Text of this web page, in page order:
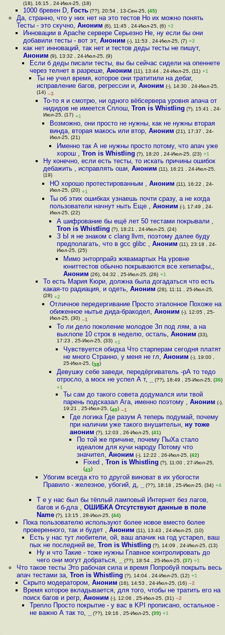
(18), 16:15 , 24-Июл-25, (18)
1000 бревен D, Гость(??), 20:54 , 13-Сен-25, (45)
Да, странно, что у них нет на это тестов Но их можно понять
Тесты - это скучно, Аноним (6), 11:45 , 24-Июл-25, (6) +2
Инновации в Apache сервере Серьезно Не, ну если бы они
добавили тесты - вот эт, Аноним (-), 11:53 , 24-Июл-25, (7) +3
как нет инноваций, так нет и тестов деды тесты не пишут,
Аноним (9), 13:32 , 24-Июл-25, (9)
Если б деды писали тесты, вы бы сейчас сидели на опеннете
через телнет в разреше,Аноним (11), 13:44 , 24-Июл-25, (11) +1
Ты не учел время, которое они тратитили на дебаг,
исправление багов, регрессии и, Аноним (-), 14:30 , 24-Июл-25,
(14) –3
То-то я и смотрю, ни одного вёбсервера уровня апача от
нидидов не имеется Сплош, Tron is Whistling (?), 15:41 , 24-
Июл-25, (17) +1
Возможно, они просто не нужны, как не нужны вторая
винда, вторая макось или втор,Аноним (21), 17:37 , 24-
Июл-25, (21)
Именно так А не нужны просто потому, что апач уже
хорош , Tron is Whistling (?), 18:20 , 24-Июл-25, (23) +1
Ну конечно, если есть тесты, то искать причины ошибок
дебажить , исправлять оши, Аноним (11), 16:21 , 24-Июл-25,
(19)
НО хорошо протестированным ,Аноним (11), 16:22 , 24-
Июл-25, (20) +1
Ты об этих ошибках узнаешь почти сразу, а не когда
пользователи начнут ныть Еще ,Аноним (-), 17:49 , 24-
Июл-25, (22)
А шифрование бы ещё лет 50 тестами покрывали ,
Tron is Whistling (?), 18:21 , 24-Июл-25, (24)
З Ы я не знаком с clang llvm, поэтому далее буду
предполагать, что в gcc glibc , Аноним (11), 23:18 , 24-
Июл-25, (25)
Мимо энторпрайз жявамартых На уровне
юниттестов обычно покрываются все хепипафы,,
Аноним (26), 04:32 , 25-Июл-25, (26) +1
То есть Мария Кюри, должна была догадаться что есть
какая-то радиация, и одеть, Аноним (28), 11:11 , 25-Июл-25,
(28) +2
Отличное передергивание Просто эталонное Похоже на
обиженное нытье дида-бракодел,Аноним (-), 12:05 , 25-
Июл-25, (30) –1
То ли дело поколение молодое Зп под лям, а на
выхлопе 10 строк в неделю, осталь, Аноним (33),
17:23 , 25-Июл-25, (33) +1
Чувствуется обидка Что старперам сегодня платят
не много Странно, у меня не гл, Аноним (-), 19:00 ,
25-Июл-25, (38)
Девушку себе заведи, передёргиватель -рА то тедо
отросло, а моск не успел А т, (??), 18:49 , 25-Июл-25, (36)
+1
Ты сам до такого совета додумался или твой
парень подсказал Ага, именно поэтому , Аноним (-),
19:21 , 25-Июл-25, (40) –1
Где логика Где разум А теперь подумай, почему
при наличии уже такого внушительн, ну тоже
аноним (?), 12:03 , 26-Июл-25, (41)
По той же причине, почему ПыХа стало
идеалом для кучи народу Потому что
значител, Аноним (-), 12:22 , 26-Июл-25, (42)
Fixed , Tron is Whistling (?), 11:00 , 27-Июл-25,
(43)
Убогим всегда кто то другой виноват в их убогости
Правило - железное, убогий, д, (??), 18:18 , 25-Июл-25, (34) +4
Т е у нас был бы тёплый ламповый Интернет без лагов,
багов и б-дла , ОШИБКА Отсутствуют данные в поле
Name(?), 13:15 , 28-Июл-25, (44)
Пока пользователю используют более новое вместо более
проверенного, так и будет , Аноним (11), 13:43 , 24-Июл-25, (10)
Есть у нас тут любители, ой, ваш апачик на год устарел, ваш
пых не последней ве,Tron is Whistling (?), 14:09 , 24-Июл-25, (13)
Ну и что Такие - тоже нужны Главное контролировать до
чего они могут добраться, (??), 18:54 , 25-Июл-25, (37) +1
Что такое тесты Это рабочая сила и время Попробуй покрыть весь
апач тестами за, Tron is Whistling (?), 14:04 , 24-Июл-25, (12) +1
Скрыто модератором, Аноним (16), 14:53 , 24-Июл-25, (16) –2
Время которое вкладывается, для того, чтобы не тратить его на
поиск багов и регр, Аноним (-), 12:06 , 25-Июл-25, (31) –2
Трепло Просто покрытие - у вас в KPI прописано, остальное -
не важно А так то, (??), 19:16 , 25-Июл-25, (39) +1